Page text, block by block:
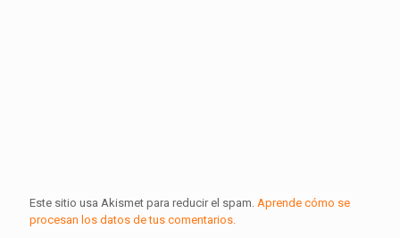
Este sitio usa Akismet para reducir el spam. Aprende cómo se
procesan los datos de tus comentarios.